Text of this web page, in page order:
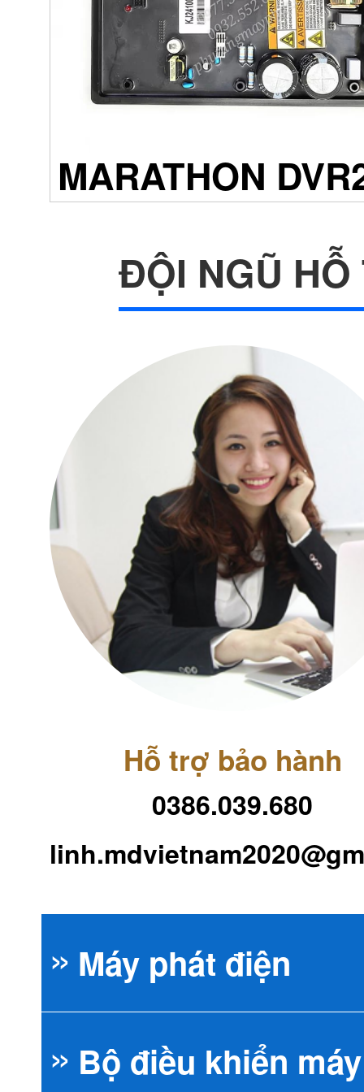
MARATHON
ĐỘI NGŨ
Hỗ trợ bảo hành
0386.039.680
Máy phát điện
Máy phát điện
Bộ điều khiển